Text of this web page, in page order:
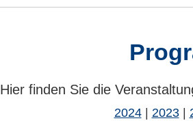
Hier finden Sie die
2024| 2023|